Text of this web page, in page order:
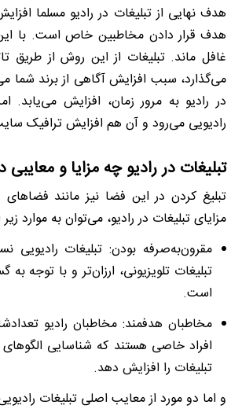
هدف نهایی از تبلیغات در رادیو مسلما
هدف قرار دادن مخاطبین خاص است. با
غافل ماند. تبلیغات از این روش از طریق
می‌گذارد، سبب افزایش آگاهی از برند شما
در رادیو به ‌مرور زمان، افزایش می‌یابد.
رادیویی می‌رود و آن هم افزایش ترافیک
تبلیغات در رادیو چه مزایا و معایبی
تبلیغ کردن در این فضا نیز مانند
مزایای تبلیغات در رادیو، می‌توان به موارد
مقرون‌به‌صرفه بودن: تبلیغات
تبلیغات تلویزیونی، ارزان‌تر و با توجه
است.
مخاطبان هدفمند: مخاطبان رادیو
افراد خاصی هستند که شناسایی
تبلیغات را افزایش دهد.
و اما دو مورد ازمعایب اصلی تبلیغات